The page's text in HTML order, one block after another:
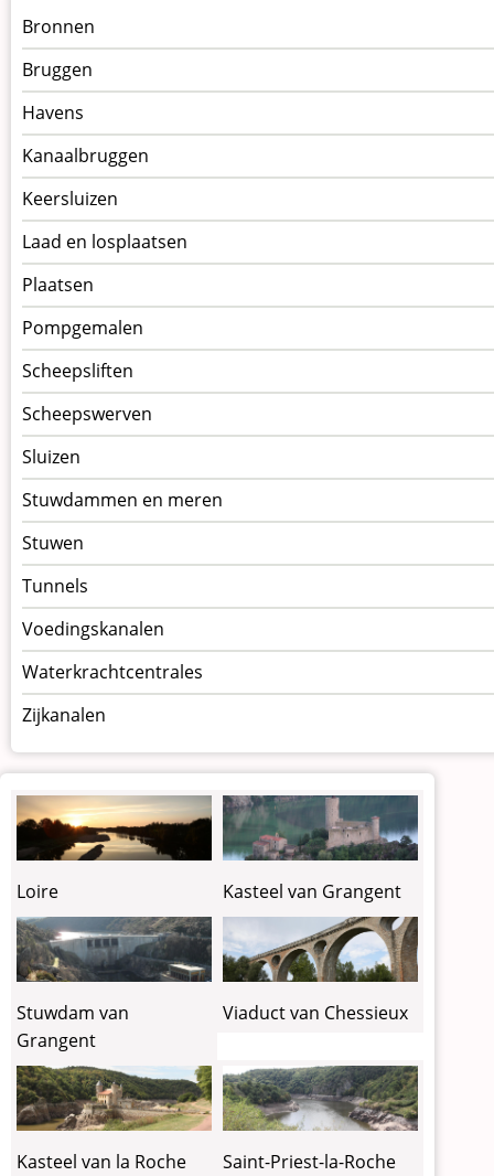
Menu
kunstwerken
op
kunstwerkpagina
Bronnen
Bruggen
Havens
Kanaalbruggen
Keersluizen
Laad en losplaatsen
Plaatsen
Pompgemalen
Scheepsliften
Scheepswerven
Sluizen
Stuwdammen en meren
Stuwen
Tunnels
Voedingskanalen
Waterkrachtcentrales
Zijkanalen
Loire Kasteel van Grangent
Stuwdam van
Grangent
Viaduct van Chessieux
Kasteel van la Roche Saint-Priest-la-Roche